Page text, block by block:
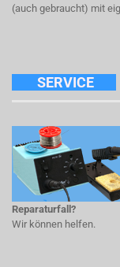
(auch gebraucht) mit
SERVICE
Reparaturfall?
Wir können helfen.